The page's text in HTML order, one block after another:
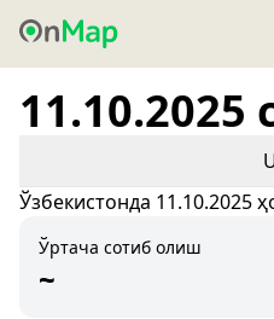
11.10.2025
Ўзбекистонда 11.10.2025
Ўртача сотиб олиш
~